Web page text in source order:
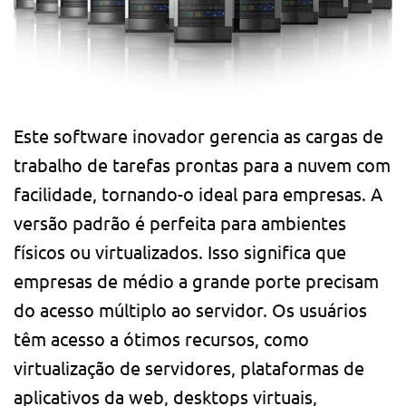
Este software inovador gerencia as cargas de
trabalho de tarefas prontas para a nuvem com
facilidade, tornando-o ideal para empresas. A
versão padrão é perfeita para ambientes
físicos ou virtualizados. Isso significa que
empresas de médio a grande porte precisam
do acesso múltiplo ao servidor. Os usuários
têm acesso a ótimos recursos, como
virtualização de servidores, plataformas de
aplicativos da web, desktops virtuais,